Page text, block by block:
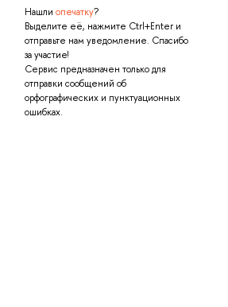
Нашли опечатку?
Выделите её, нажмите Ctrl+Enter и
отправьте нам уведомление. Спасибо
за участие!
Сервис предназначен только для
отправки сообщений об
орфографических и пунктуационных
ошибках.